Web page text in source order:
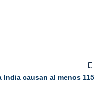
causan al menos 115